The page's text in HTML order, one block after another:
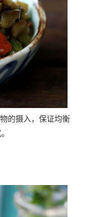
的摄入，保证均衡